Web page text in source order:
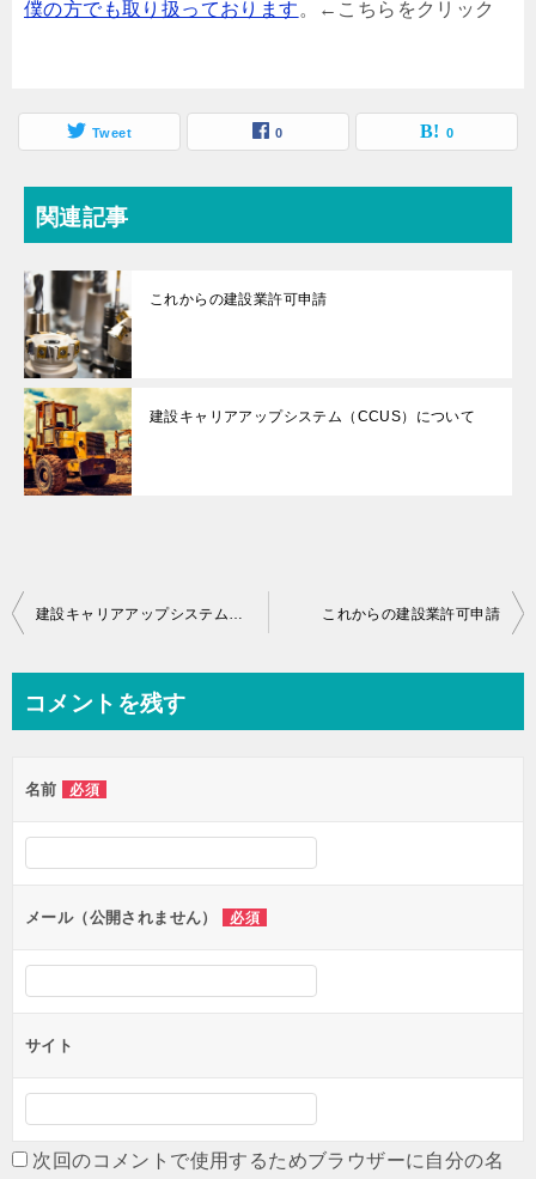
僕の方でも取り扱っております 。←こちらをクリック
Tweet 0 0
関連記事
これからの建設業許可申請
建設キャリアアップシステム（CCUS）について
投
ビ
ー
シ
ョ
ン
これからの建設業許可申請
コメントを残す
名前 必須
メール（公開されません） 必須
サイト
次回のコメントで使用するためブラウザーに自分の名